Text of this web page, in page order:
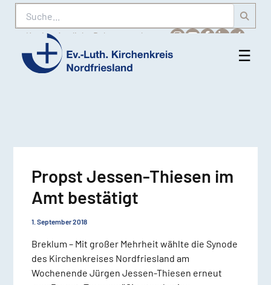
Suche
Karriere Amtliche Bekanntmachungen
Ev.-
☰
Propst Jessen-Thiesen im
Amt bestätigt
1. September 2018
Breklum – Mit großer Mehrheit wählte die Synode
des Kirchenkreises Nordfriesland am
Wochenende Jürgen Jessen-Thiesen erneut